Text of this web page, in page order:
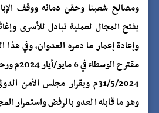
ومصالح شعبنا وحقن دمائه ووقف
يفتح المجال لعملية تبادل للأسرى
وإعادة إعمار ما دمره العدوان، وفي
مقترح
وهو ما قابله العدو بالرفض واستمرار